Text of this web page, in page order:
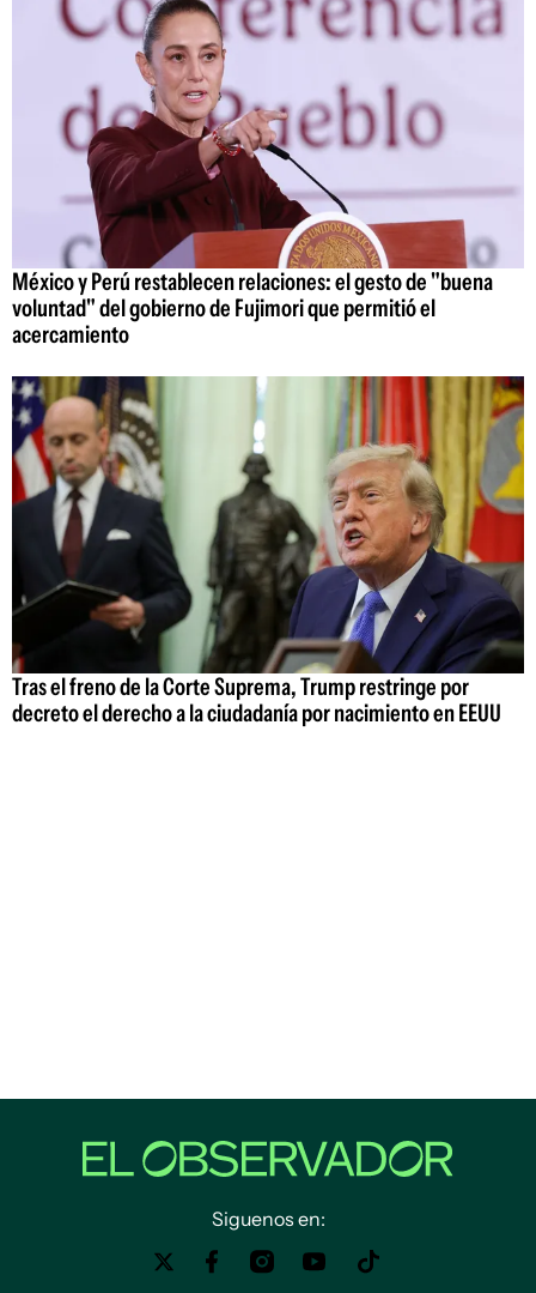
México y Perú restablecen relaciones: el gesto de "buena
voluntad" del gobierno de Fujimori que permitió el
acercamiento
Tras el freno de la Corte Suprema, Trump restringe por
decreto el derecho a la ciudadanía por nacimiento en EEUU
Siguenos en: